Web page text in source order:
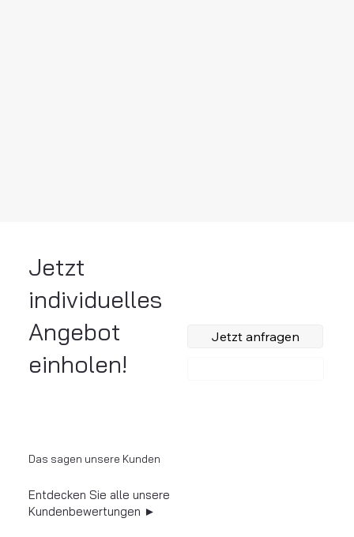
Jetzt
individuelles
Angebot
einholen!
Jetzt anfragen
Das sagen unsere Kunden
Entdecken Sie alle unsere
Kundenbewertungen ►